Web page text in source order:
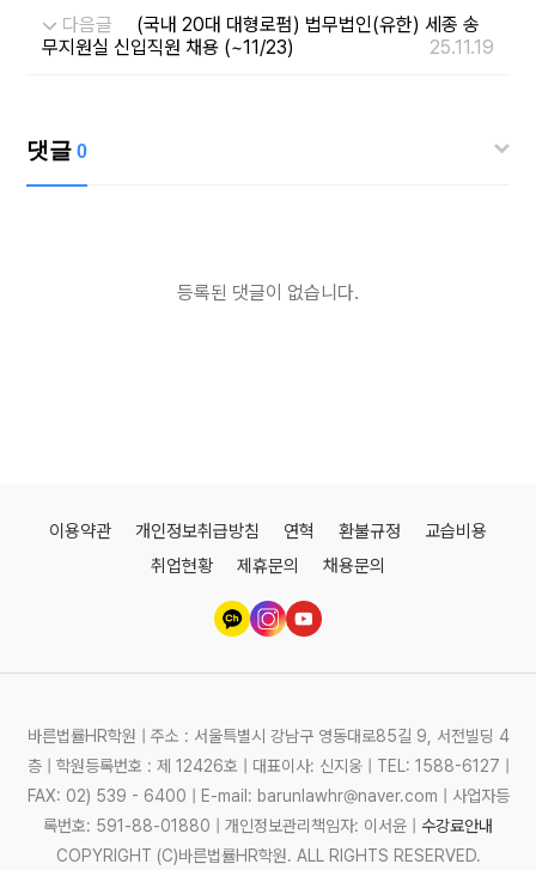
다음글
(국내 20대 대형로펌) 법무법인(유한) 세종 송
무지원실 신입직원 채용 (~11/23)
25.11.19
댓글 0
등록된 댓글이 없습니다.
이용약관 개인정보취급방침 연혁 환불규정
교습비용
취업현황
제휴문의 채용문의
바른법률HR학원 | 주소 : 서울특별시 강남구 영동대로85길 9, 서전빌딩 4
층 | 학원등록번호 : 제 12426호 | 대표이사: 신지웅 | TEL: 1588-6127 |
FAX: 02) 539 - 6400 | E-mail: barunlawhr@naver.com | 사업자등
록번호: 591-88-01880 | 개인정보관리책임자: 이서윤 | 수강료안내
COPYRIGHT (C)바른법률HR학원. ALL RIGHTS RESERVED.